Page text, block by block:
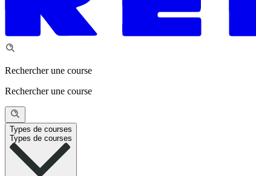
Rechercher une course
Rechercher une course
Types de courses
Types de courses